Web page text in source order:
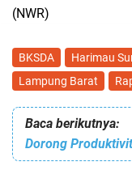
(NWR)
BKSDA Harimau
Lampung Barat
Baca berikutnya: